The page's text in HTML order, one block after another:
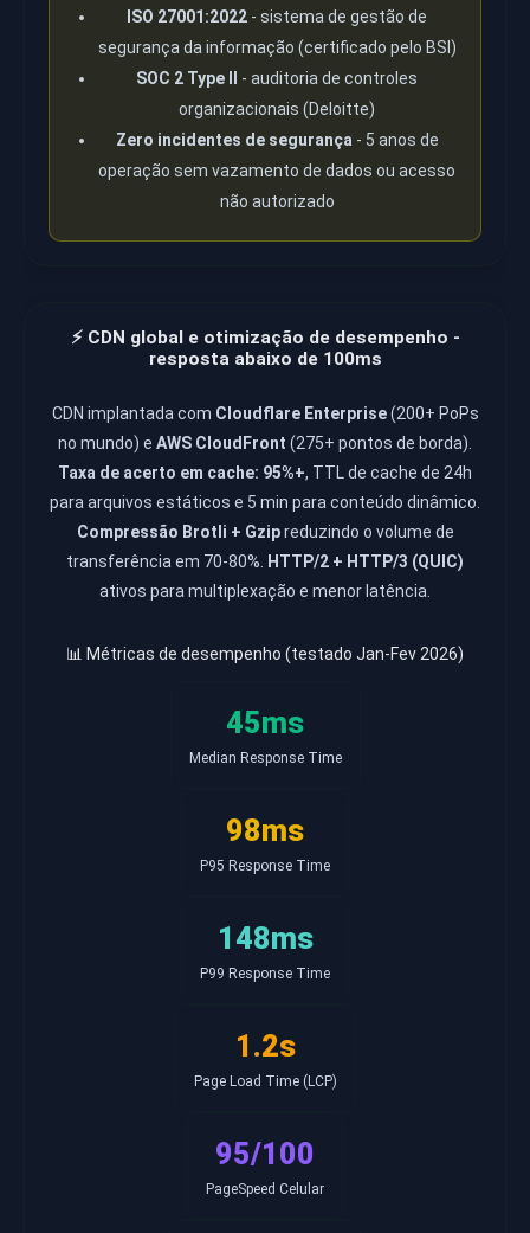
ISO 27001:2022 - sistema de gestão de
segurança da informação (certificado pelo BSI)
SOC 2 Type II
- auditoria de controles
organizacionais (Deloitte)
Zero incidentes de segurança - 5 anos de
operação sem vazamento de dados ou acesso
não autorizado
⚡ CDN global e otimização de desempenho -
resposta abaixo de 100ms
CDN implantada com Cloudflare Enterprise(200+ PoPs
no mundo) e AWS CloudFront (275+ pontos de borda).
Taxa de acerto em cache: 95%+, TTL de cache de 24h
para arquivos estáticos e 5 min para conteúdo dinâmico.
Compressão Brotli + Gzipreduzindo o volume de
transferência em 70-80%.
HTTP/2 + HTTP/3 (QUIC)
ativos para multiplexação e menor latência.
📊 Métricas de desempenho (testado Jan-Fev 2026)
45ms
Median Response Time
98ms
P95 Response Time
148ms
P99 Response Time
1.2s
Page Load Time (LCP)
95/100
PageSpeed Celular